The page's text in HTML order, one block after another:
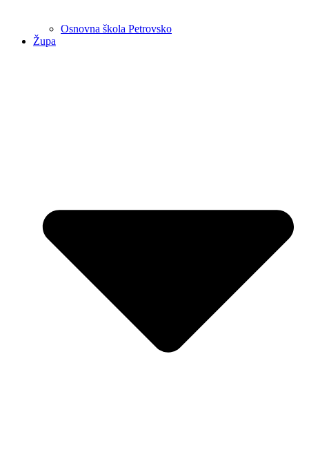
Osnovna škola Petrovsko
Župa